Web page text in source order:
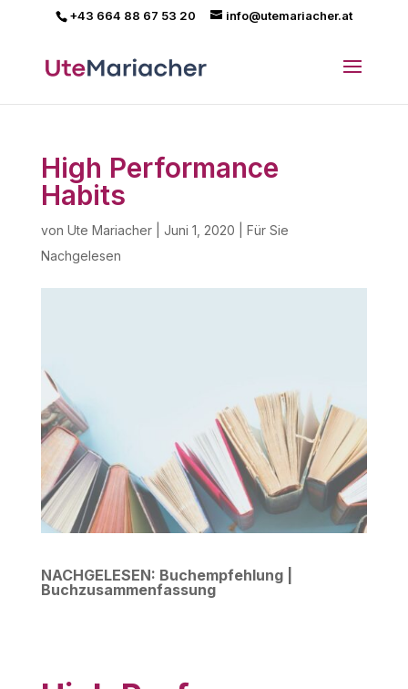
+43 664 88 67 53 20 info@utemariacher.at
High Performance
Habits
von Ute Mariacher| Juni 1, 2020
Für Sie
Nachgelesen
NACHGELESEN: Buchempfehlung |
Buchzusammenfassung